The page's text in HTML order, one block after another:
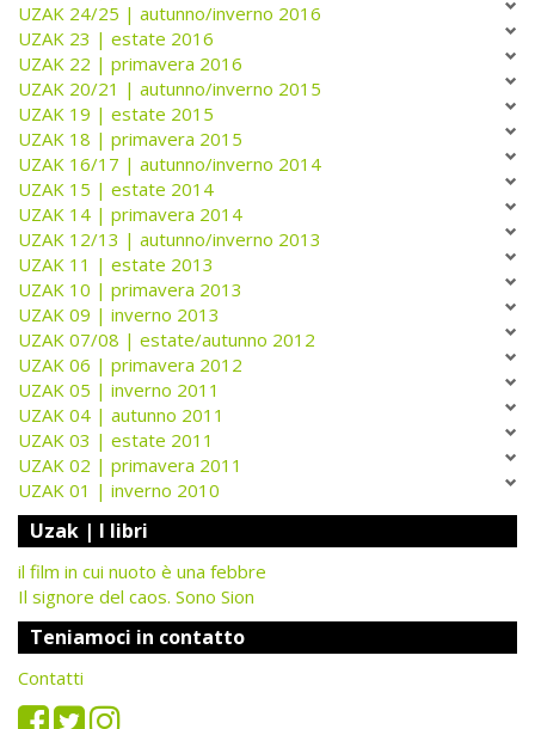
UZAK 24/25 | autunno/inverno 2016
UZAK 23 | estate 2016
UZAK 22 | primavera 2016
UZAK 20/21 | autunno/inverno 2015
UZAK 19 | estate 2015
UZAK 18 | primavera 2015
UZAK 16/17 | autunno/inverno 2014
UZAK 15 | estate 2014
UZAK 14 | primavera 2014
UZAK 12/13 | autunno/inverno 2013
UZAK 11 | estate 2013
UZAK 10 | primavera 2013
UZAK 09 | inverno 2013
UZAK 07/08 | estate/autunno 2012
UZAK 06 | primavera 2012
UZAK 05 | inverno 2011
UZAK 04 | autunno 2011
UZAK 03 | estate 2011
UZAK 02 | primavera 2011
UZAK 01 | inverno 2010
Uzak | I libri
il film in cui nuoto è una febbre
Il signore del caos. Sono Sion
Teniamoci in contatto
Contatti